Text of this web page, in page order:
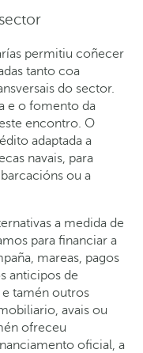
permitiu coñecer
tanto coa
do sector.
e o fomento da
encontro. O
adaptada a
navais, para
ou a
a medida de
para financiar a
mareas, pagos
anticipos de
tamén outros
avais ou
ofreceu
oficial, a